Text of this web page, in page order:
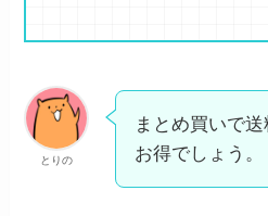
とりの
まとめ買いで
お得でしょう。